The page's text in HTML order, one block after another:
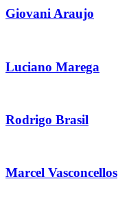
Giovani Araujo
Luciano Marega
Rodrigo Brasil
Marcel Vasconcellos